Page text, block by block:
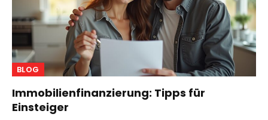
BLOG
Immobilienfinanzierung: Tipps für
Einsteiger